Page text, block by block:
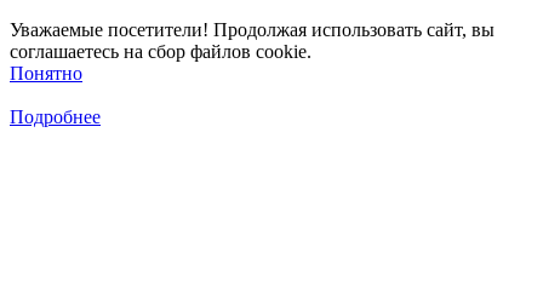
Уважаемые посетители! Продолжая использовать сайт, вы
соглашаетесь на сбор файлов cookie.
Понятно
Подробнее